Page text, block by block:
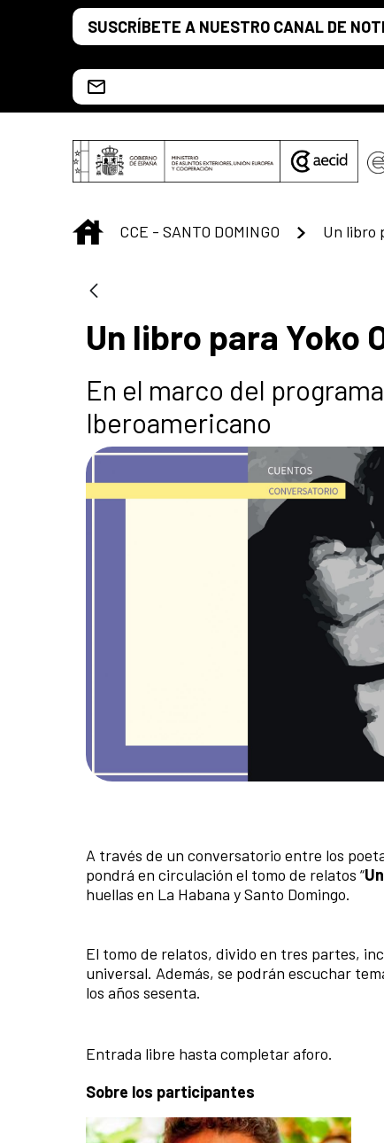
Saltar al contenido principal
SUSCRÍBETE A NUESTRO CANAL DE
INICIO
CCE - SANTO DOMINGO Un libro
Un libro para Yoko
En el marco del
Iberoamericano
A través de un conversatorio entre los
pondrá en circulación el tomo de relatos “
huellas en La Habana y Santo Domingo.
El tomo de relatos, divido en tres partes,
universal. Además, se podrán escuchar
los años sesenta.
Entrada libre hasta completar aforo.
Sobre los participantes